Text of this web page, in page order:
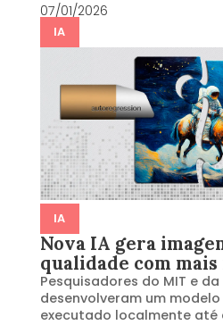
07/01/2026
IA
IA
Nova IA gera
qualidade com
Pesquisadores do MIT e da
desenvolveram um
executado localmente até